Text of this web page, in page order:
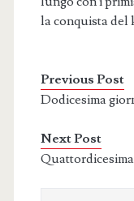
la conquista del
Previous Post
Dodicesima
Next Post